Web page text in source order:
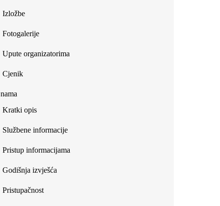
Izložbe
Fotogalerije
Upute organizatorima
Cjenik
Kratki opis
Službene informacije
Pristup informacijama
Godišnja izvješća
Pristupačnost